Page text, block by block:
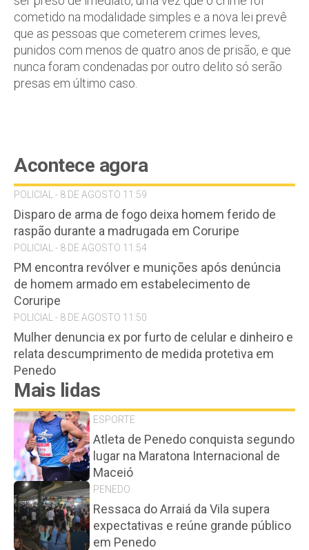
cometido na modalidade simples e a nova lei prevê
que as pessoas que cometerem crimes leves,
punidos com menos de quatro anos de prisão, e que
nunca foram condenadas por outro delito só serão
presas em último caso.
Acontece agora
POLICIAL - 8 DE AGOSTO 11:59
Disparo de arma de fogo deixa homem ferido de
raspão durante a madrugada em Coruripe
POLICIAL - 8 DE AGOSTO 11:54
PM encontra revólver e munições após denúncia
de homem armado em estabelecimento de
Coruripe
POLICIAL - 8 DE AGOSTO 11:50
Mulher denuncia ex por furto de celular e dinheiro e
relata descumprimento de medida protetiva em
Penedo
Mais lidas
ESPORTE
Atleta de Penedo conquista segundo
lugar na Maratona Internacional de
Maceió
PENEDO
Ressaca do Arraiá da Vila supera
expectativas e reúne grande público
em Penedo